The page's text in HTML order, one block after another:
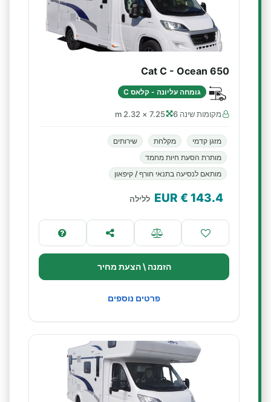
Cat C - Ocean 650
גומחה עליונה - קלאס C
מקומות שינה 6 7.25 × 2.32 m
מזגן קדמי מקלחת
שירותים
מותרת הסעת חיות מחמד
מותאם לנסיעה בתנאי חורף / קיפאון
143.4
€ EUR ללילה
הזמנה \ הצעת מחיר
פרטים נוספים